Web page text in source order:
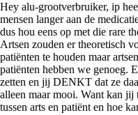
Hey alu-grootverbruiker, ip
mensen langer aan de
dus hou eens op met die rare
Artsen zouden er theoretisch
patiënten te houden maar
patiënten hebben we genoeg.
zetten en jij DENKT dat ze
alleen maar mooi. Want kan jij
tussen arts en patiënt en hoe